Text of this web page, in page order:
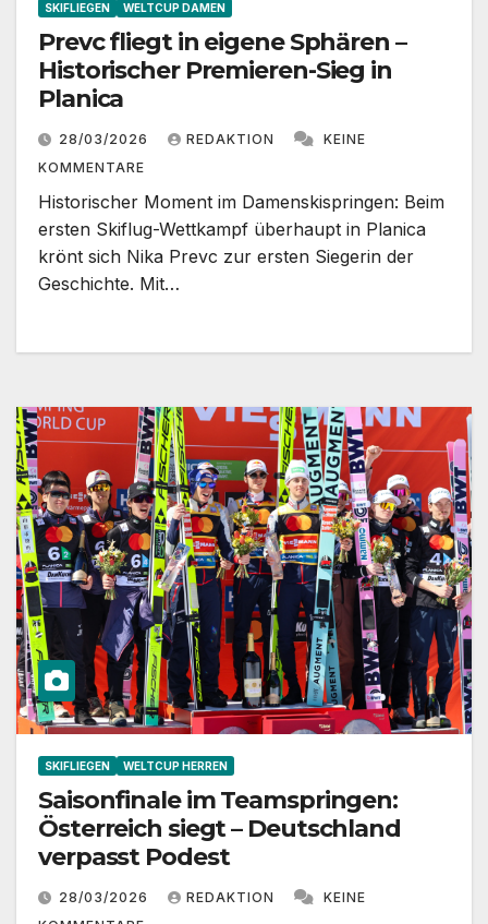
SKIFLIEGEN WELTCUP DAMEN
Prevc fliegt in eigene Sphären –
Historischer Premieren-Sieg in
Planica
28/03/2026 REDAKTION
KEINE
KOMMENTARE
Historischer Moment im Damenskispringen: Beim
ersten Skiflug-Wettkampf überhaupt in Planica
krönt sich Nika Prevc zur ersten Siegerin der
Geschichte. Mit…
SKIFLIEGEN WELTCUP HERREN
Saisonfinale im Teamspringen:
Österreich siegt – Deutschland
verpasst Podest
28/03/2026 REDAKTION
KEINE